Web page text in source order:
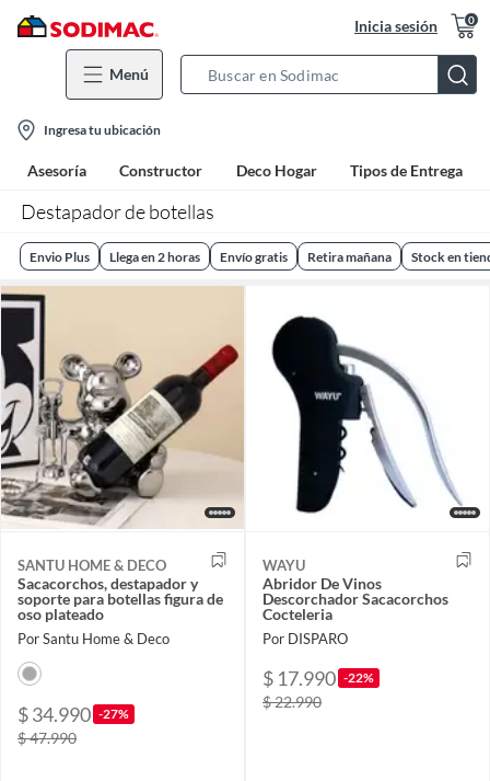
Inicia sesión 0
Menú
Bar
location-
icon
Ingresa tu ubicación
Asesoría Constructor Deco Hogar Tipos de Entrega
Destapador de botellas
Envio Plus Llega en 2 horas Envío gratis Retira mañana Stock en
SANTU HOME & DECO
Sacacorchos, destapador y
soporte para botellas figura de
oso plateado
Por Santu Home & Deco
$ 34.990 -27%
$ 47.990
WAYU
Abridor De Vinos
Descorchador Sacacorchos
Cocteleria
Por DISPARO
$ 17.990 -22%
$ 22.990